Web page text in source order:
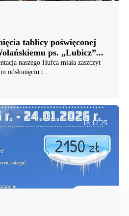
tablicy poświęconej
ps. „Lubicz”...
naszego Hufca miała zaszczyt
odsłonięciu t...
18.12.25